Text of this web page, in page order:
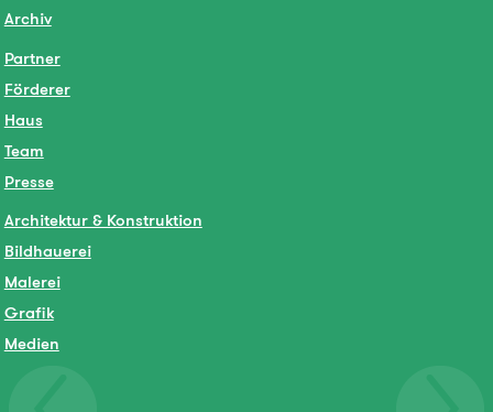
Archiv
Partner
Förderer
Haus
Team
Presse
Architektur & Konstruktion
Bildhauerei
Malerei
Grafik
Medien